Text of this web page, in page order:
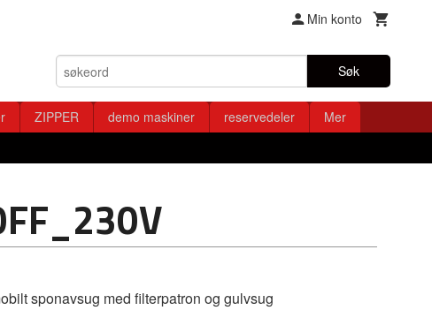
Min konto
Søk
ZIPPER demo maskiner reservedeler Mer
sponavsug med filterpatron og gulvsug